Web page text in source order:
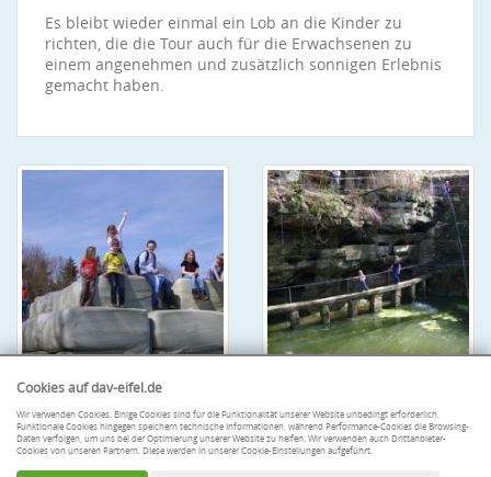
Es bleibt wieder einmal ein Lob an die Kinder zu
richten, die die Tour auch für die Erwachsenen zu
einem angenehmen und zusätzlich sonnigen Erlebnis
gemacht haben.
Cookies auf dav-eifel.de
Wir verwenden Cookies. Einige Cookies sind für die Funktionalität unserer Website unbedingt erforderlich.
Funktionale Cookies hingegen speichern technische Informationen, während Performance-Cookies die Browsing-
Daten verfolgen, um uns bei der Optimierung unserer Website zu helfen. Wir verwenden auch Drittanbieter-
Cookies von unseren Partnern. Diese werden in unserer Cookie-Einstellungen aufgeführt.